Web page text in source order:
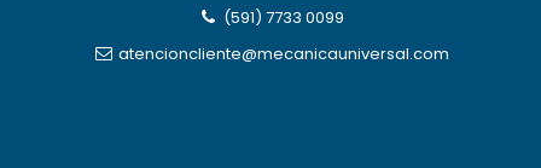
(591) 7733 0099
atencioncliente@mecanicauniversal.com